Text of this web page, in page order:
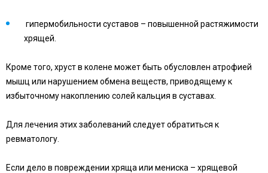
гипермобильности суставов – повышенной растяжимости
хрящей.
Кроме того, хруст в колене может быть обусловлен атрофией
мышц или нарушением обмена веществ, приводящему к
избыточному накоплению солей кальция в суставах.
Для лечения этих заболеваний следует обратиться к
ревматологу.
Если дело в повреждении хряща или мениска – хрящевой